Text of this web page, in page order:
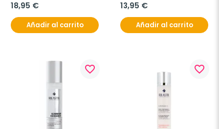
18,95 €
Añadir al carrito
13,95 €
Añadir al carrito
favorite_border favorite_border